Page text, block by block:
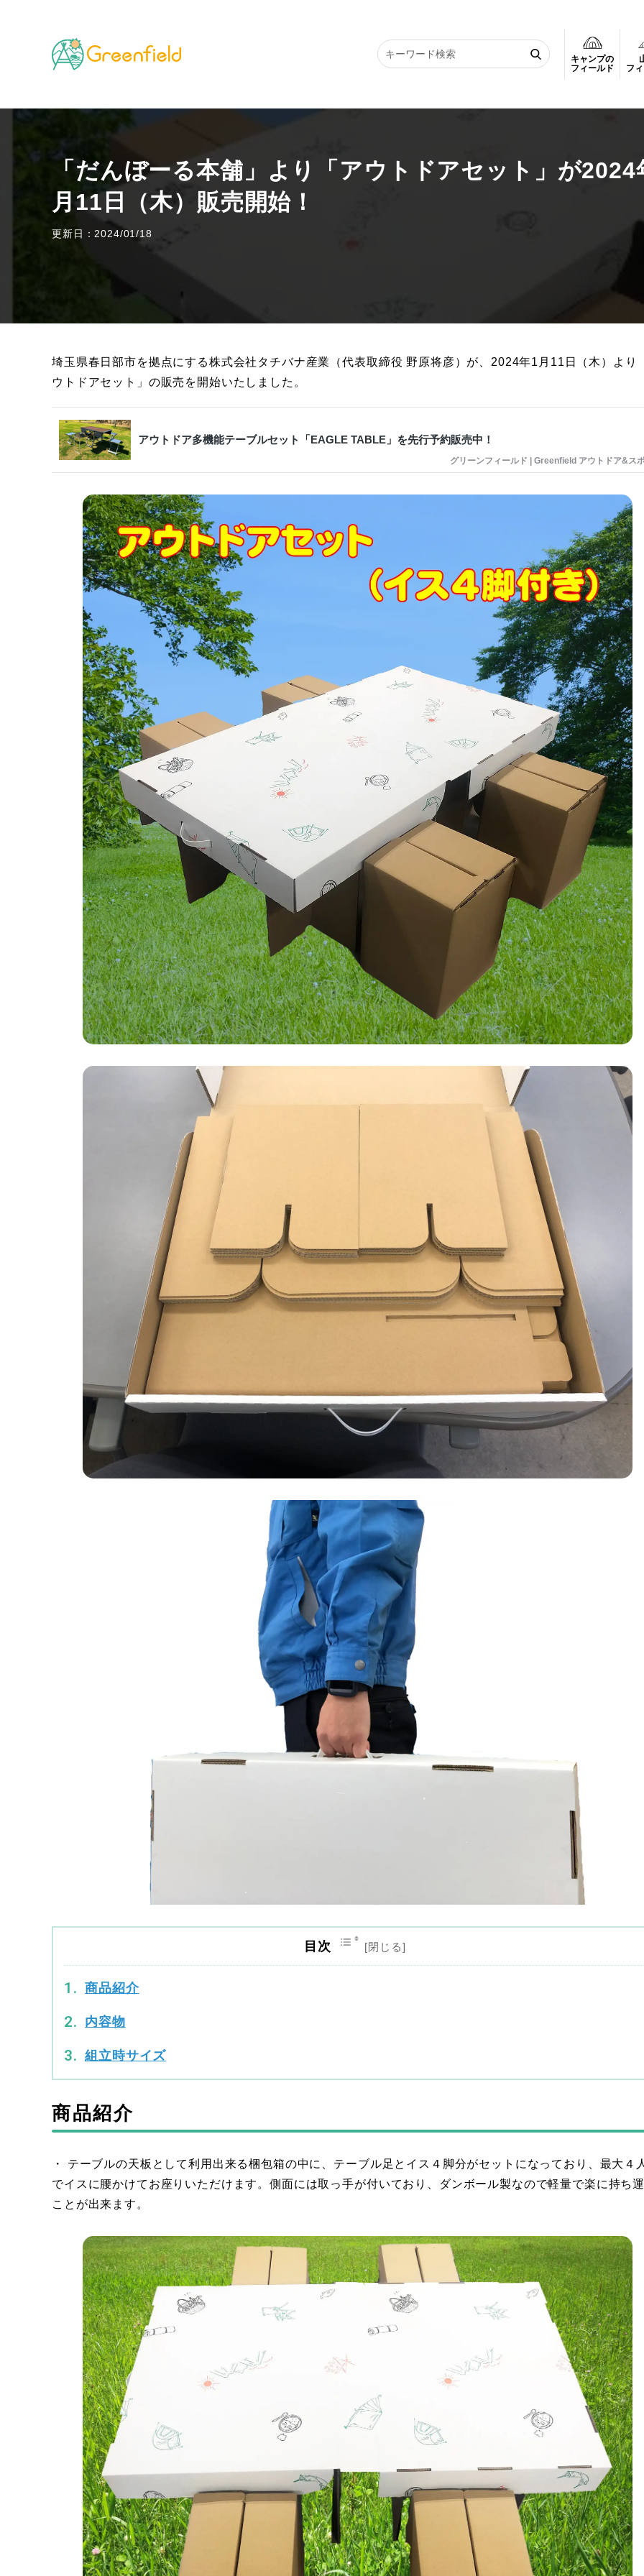
キャンプの
フィールド
フ
TOP キャンプのフィールド 「だんぼーる本舗」より「アウトドアセット」が2024年1月11日（木）販売開始！
「だんぼーる本舗」より「アウトドアセット」が2024
月11日（木）販売開始！
更新日：2024/01/18
埼玉県春日部市を拠点にする株式会社タチバナ産業（代表取締役 野原将彦）が、2024年1月11日（木）より
ウトドアセット」の販売を開始いたしました。
アウトドア多機能テーブルセット「EAGLE TABLE」を先行予約販売中！
グリーンフィールド | Greenfield アウトドア&ス
目次
商品紹介
内容物
組立時サイズ
商品紹介
・ テーブルの天板として利用出来る梱包箱の中に、テーブル足とイス４脚分がセットになっており、最大４
でイスに腰かけてお座りいただけます。側面には取っ手が付いており、ダンボール製なので軽量で楽に持ち
ことが出来ます。